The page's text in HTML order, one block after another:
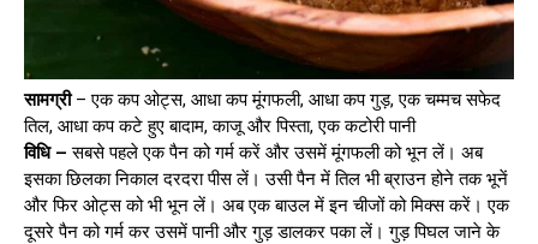
सामग्री– एक कप ओट्स, आधा कप मूंगफली, आधा कप गुड़, एक चम्मच सफेद
तिल, आधा कप कटे हुए बादाम, काजू और पिस्ता, एक कटोरी पानी
विधि – सबसे पहले एक पैन को गर्म करें और उसमें मूंगफली को भून लें। अब
इसका छिलका निकाल दरदरा पीस लें। उसी पैन में तिल भी ब्राउन होने तक भूनें
और फिर ओट्स को भी भून लें। अब एक बाउल में इन चीजों को मिक्स करें। एक
दूसरे पैन को गर्म कर उसमें पानी और गुड़ डालकर पका लें। गुड़ पिघल जाने के